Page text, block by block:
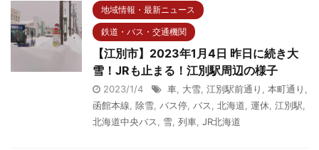
地域情報・最新ニュース
鉄道・バス・交通機関
【江別市】2023年1月4日 昨日に続き大
雪！JRも止まる！江別駅周辺の様子
2023/1/4 車, 大雪, 江別駅前通り , 本町通り ,
函館本線, 除雪, バス停, バス, 北海道, 運休, 江別駅,
北海道中央バス, 雪, 列車, JR北海道